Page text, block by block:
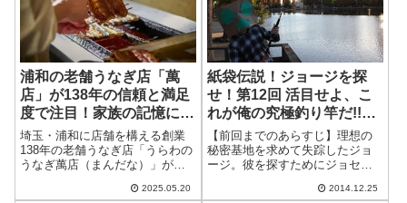
浦和の老舗うなぎ店「萬
店」が138年の信頼と満足
度で注目！家族の記憶に寄
り添う名店の魅力とは
埼玉・浦和に店舗を構える創業
138年の老舗うなぎ店「うらわの
うなぎ萬店（まんだな）」が、
向の調査結果を発表しました。
2025.05.20
紙袋伝説！ジョージを探
せ！第12回 活目せよ、こ
れが俺の究極釣り竿だ!!別
所沼公園
【前回までのあらすじ】理想の
秘密基地を求めて失踪したジョ
ージ。彼を探すためにジョセ
「埼玉県内の面白いこと」を探
2014.12.25